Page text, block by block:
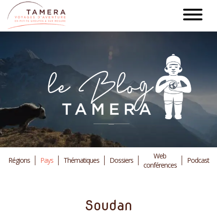
Aller
au
contenu
Régions Pays Thématiques Dossiers
Web
conférences
Podcast
Soudan